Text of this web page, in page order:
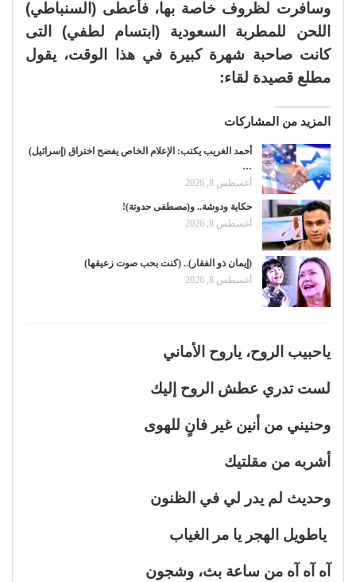
وسافرت لظروف خاصة بها، فأعطى (السنباطي)
اللحن للمطربة السعودية (ابتسام لطفي) التى
كانت صاحبة شهرة كبيرة في هذا الوقت، يقول
مطلع قصيدة لقاء:
المزيد من المشاركات
أحمد الغريب يكتب: الإعلام الخاص يفضح اختراق (إسرائيل)
…
أغسطس 8, 2026
حكاية ودوشة.. و(مصطفى حدوتة)!
أغسطس 8, 2026
(إيمان ذو الفقار).. (كنت بحب صوت زعيقها)
أغسطس 8, 2026
ياحبيب الروح، ياروح الأماني
لست تدري عطش الروح إليك
وحنيني من أنين غير فانٍ للهوى
أشربه من مقلتيك
وحديث لم يدر لي في الظنون
ياطويل الهجر يا مر الغياب
آه آه آه من ساعة بث، وشجون